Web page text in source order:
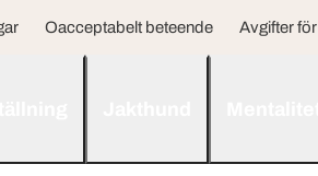
Oacceptabelt beteende Avgifter